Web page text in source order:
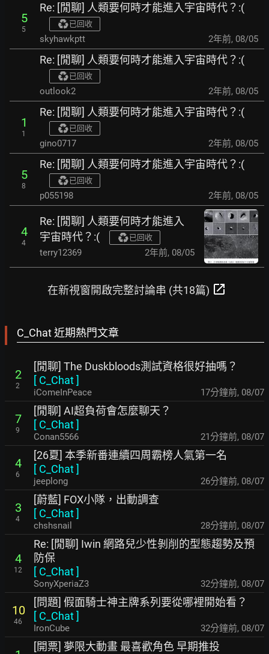
5
5
Re: [閒聊] 人類要何時才能進入宇宙時代？:(
已回收
skyhawkptt 2年前, 08/05
Re: [閒聊] 人類要何時才能進入宇宙時代？:(
已回收
outlook2 2年前, 08/05
1
1
Re: [閒聊] 人類要何時才能進入宇宙時代？:(
已回收
gino0717 2年前, 08/05
5
8
Re: [閒聊] 人類要何時才能進入宇宙時代？:(
已回收
p055198 2年前, 08/05
4
4
Re: [閒聊] 人類要何時才能進入
宇宙時代？:(
已回收
terry12369 2年前, 08/05
在新視窗開啟完整討論串 (共18篇) open_in_new
C_Chat 近期熱門文章
2
2
[閒聊] The Duskbloods測試資格很好抽嗎？
[ C_Chat]
iComeInPeace 18分鐘前, 08/07
7
9
[閒聊] AI超負荷會怎麼聊天？
[ C_Chat]
Conan5566 22分鐘前, 08/07
4
6
[26夏] 本季新番連續四周霸榜人氣第一名
[ C_Chat]
jeeplong 27分鐘前, 08/07
3
4
[蔚藍] FOX小隊，出動調查
[ C_Chat]
chshsnail 28分鐘前, 08/07
4
12
Re: [閒聊] Iwin 網路兒少性剝削的型態趨勢及預
防保
[ C_Chat]
SonyXperiaZ3 32分鐘前, 08/07
10
46
[問題] 假面騎士神主牌系列要從哪裡開始看？
[ C_Chat]
IronCube 32分鐘前, 08/07
[開票] 夢限大動畫 最喜歡角色 早期推投